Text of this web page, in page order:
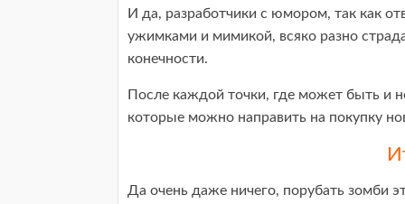
И да, разработчики с юмором, так как
ужимками и мимикой, всяко разно
конечности.
После каждой точки, где может быть и
которые можно направить на покупку
Да очень даже ничего, порубать зомби